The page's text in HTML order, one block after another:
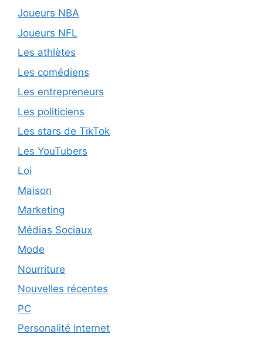
Joueurs NBA
Joueurs NFL
Les athlètes
Les comédiens
Les entrepreneurs
Les politiciens
Les stars de TikTok
Les YouTubers
Loi
Maison
Marketing
Médias Sociaux
Mode
Nourriture
Nouvelles récentes
PC
Personalité Internet